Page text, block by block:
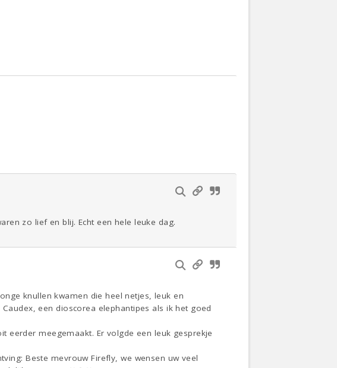
zo lief en blij. Echt een hele leuke dag.
knullen kwamen die heel netjes, leuk en
een dioscorea elephantipes als ik het goed
eerder meegemaakt. Er volgde een leuk gesprekje
Beste mevrouw Firefly, we wensen uw veel